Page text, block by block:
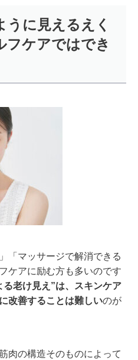
うに見えるえく
フケアではでき
「マッサージで解消できる
アに励む方も多いのです
る老け見え”は、スキンケア
改善することは難しいのが
肉の構造そのものによって